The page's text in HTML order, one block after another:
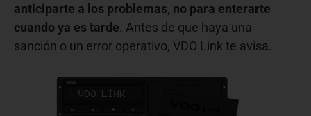
anticiparte a los problemas, no para enterarte
cuando ya es tarde. Antes de que haya una
sanción o un error operativo, VDO Link te avisa.